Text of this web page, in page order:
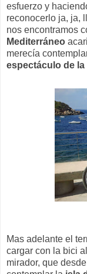
esfuerzo y
reconocerlo ja, ja,
nos encontramos
Mediterráneo
merecía
espectáculo de la
Mas adelante el
cargar con la bici
mirador, que